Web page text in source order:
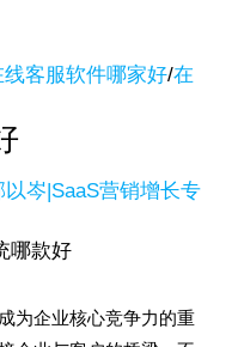
线客服软件哪家好/在
以岑|SaaS营销增长专
为企业核心竞争力的重